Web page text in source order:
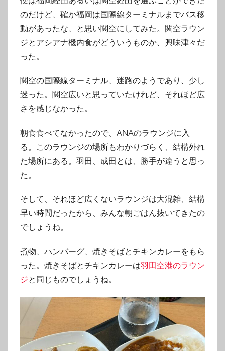
のだけど、確か福岡は国際線ターミナルまでバス移
動があったな、と思い関空にしてみた。関空ラウン
ジとアシアナ機内食がどういうものか、興味津々だ
った。
関空の国際線ターミナル、迷路のようであり、少し
迷った。関空広いと思っていたけれど、それほど広
さを感じなかった。
朝食食べてなかったので、ANAのラウンジに入
る。このラウンジの場所もわかりづらく、結構外れ
た場所にある。羽田、成田とは、勝手が違うと思っ
た。
そして、それほど広くないラウンジは大混雑、結構
早い時間だったから、みんな朝ごはん抜いてきたの
でしょうね。
煮物、ハンバーグ、焼きそばとチキンカレーをもら
った。焼きそばとチキンカレーは羽田空港のラウン
ジと同じものでしょうね。